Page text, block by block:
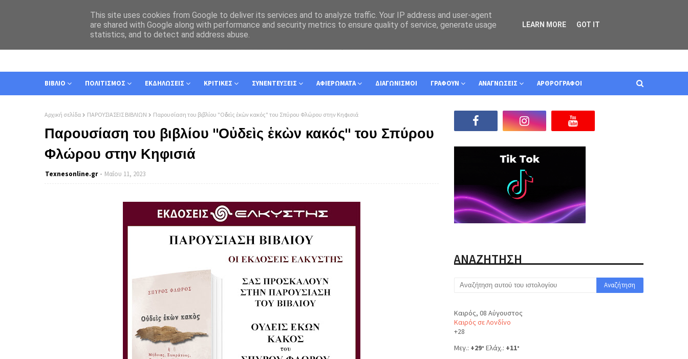
ΣΧΕΤΙΚΑ ΕΠΙΚΟΙΝΩΝΙΑ
ΒΙΒΛΙΟ ΠΟΛΙΤΙΣΜΟΣ ΕΚΔΗΛΩΣΕΙΣ ΚΡΙΤΙΚΕΣ ΣΥΝΕΝΤΕΥΞΕΙΣ ΑΦΙΕΡΩΜΑΤΑ ΔΙΑΓΩΝΙΣΜΟΙ ΓΡΑΦΟΥΝ ΑΝΑΓΝΩΣΕΙΣ ΑΡΘΡΟΓΡΑΦΟΙ
Αρχική σελίδα ΠΑΡΟΥΣΙΑΣΕΙΣ ΒΙΒΛΙΩΝ Παρουσίαση του βιβλίου "Οὐδεὶς ἑκὼν κακός" του Σπύρου Φλώρου στην Κηφισιά
Παρουσίαση του βιβλίου "Οὐδεὶς ἑκὼν κακός" του Σπύρου
Φλώρου στην Κηφισιά
Texnesοnline.gr Μαΐου 11, 2023
ΑΝΑΖΗΤΗΣΗ
Καιρός, 08 Αύγουστος
Καιρός σε Λονδίνο
+28
Μεγ.: +29° Ελάχ.: +11°
This site uses cookies from Google to deliver its services and to analyze traffic. Your IP address and user-agent
are shared with Google along with performance and security metrics to ensure quality of service, generate usage
statistics, and to detect and address abuse.
LEARN MORE GOT IT